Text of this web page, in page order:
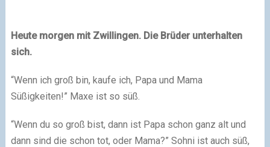
Heute morgen mit Zwillingen. Die Brüder unterhalten
sich.
“Wenn ich groß bin, kaufe ich, Papa und Mama
Süßigkeiten!” Maxe ist so süß.
“Wenn du so groß bist, dann ist Papa schon ganz alt und
dann sind die schon tot, oder Mama?” Sohni ist auch süß,